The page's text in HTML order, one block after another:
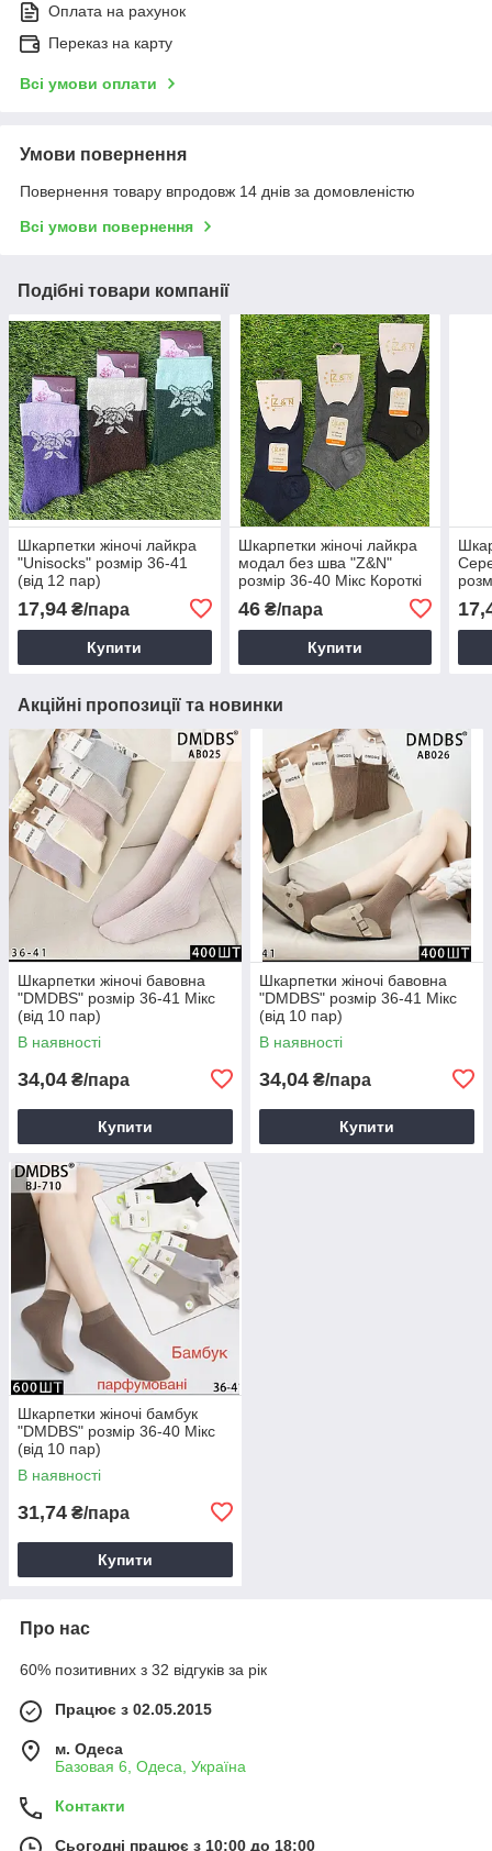
Оплата на рахунок
Переказ на карту
Всі умови оплати
Умови повернення
Повернення товару впродовж 14 днів за домовленістю
Всі умови повернення
Подібні товари компанії
Шкарпетки жіночі лайкра
"Unisocks" розмір 36-41
(від 12 пар)
17,94 ₴/пара
Купити
Шкарпетки жіночі лайкра
модал без шва "Z&N"
розмір 36-40 Мікс Короткі
46₴/пара
Купити
Акційні пропозиції та новинки
Шкарпетки жіночі бавовна
"DMDBS" розмір 36-41 Мікс
(від 10 пар)
В наявності
34,04 ₴/пара
Купити
Шкарпетки жіночі бавовна
"DMDBS" розмір 36-41 Мікс
(від 10 пар)
В наявності
34,04 ₴/пара
Купити
Шкарпетки жіночі бамбук
"DMDBS" розмір 36-40 Мікс
(від 10 пар)
В наявності
31,74 ₴/пара
Купити
Про нас
60% позитивних з 32 відгуків за рік
Працює з 02.05.2015
м. Одеса
Базовая 6, Одеса, Україна
Контакти
Сьогодні працює з 10:00 до 18:00